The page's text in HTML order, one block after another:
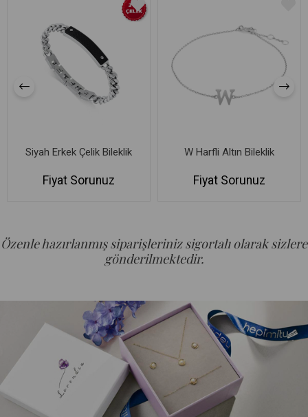
Siyah Erkek Çelik Bileklik
Fiyat Sorunuz
W Harfli Altın Bileklik
Fiyat Sorunuz
Özenle hazırlanmış siparişleriniz sigortalı olarak sizlere
gönderilmektedir.